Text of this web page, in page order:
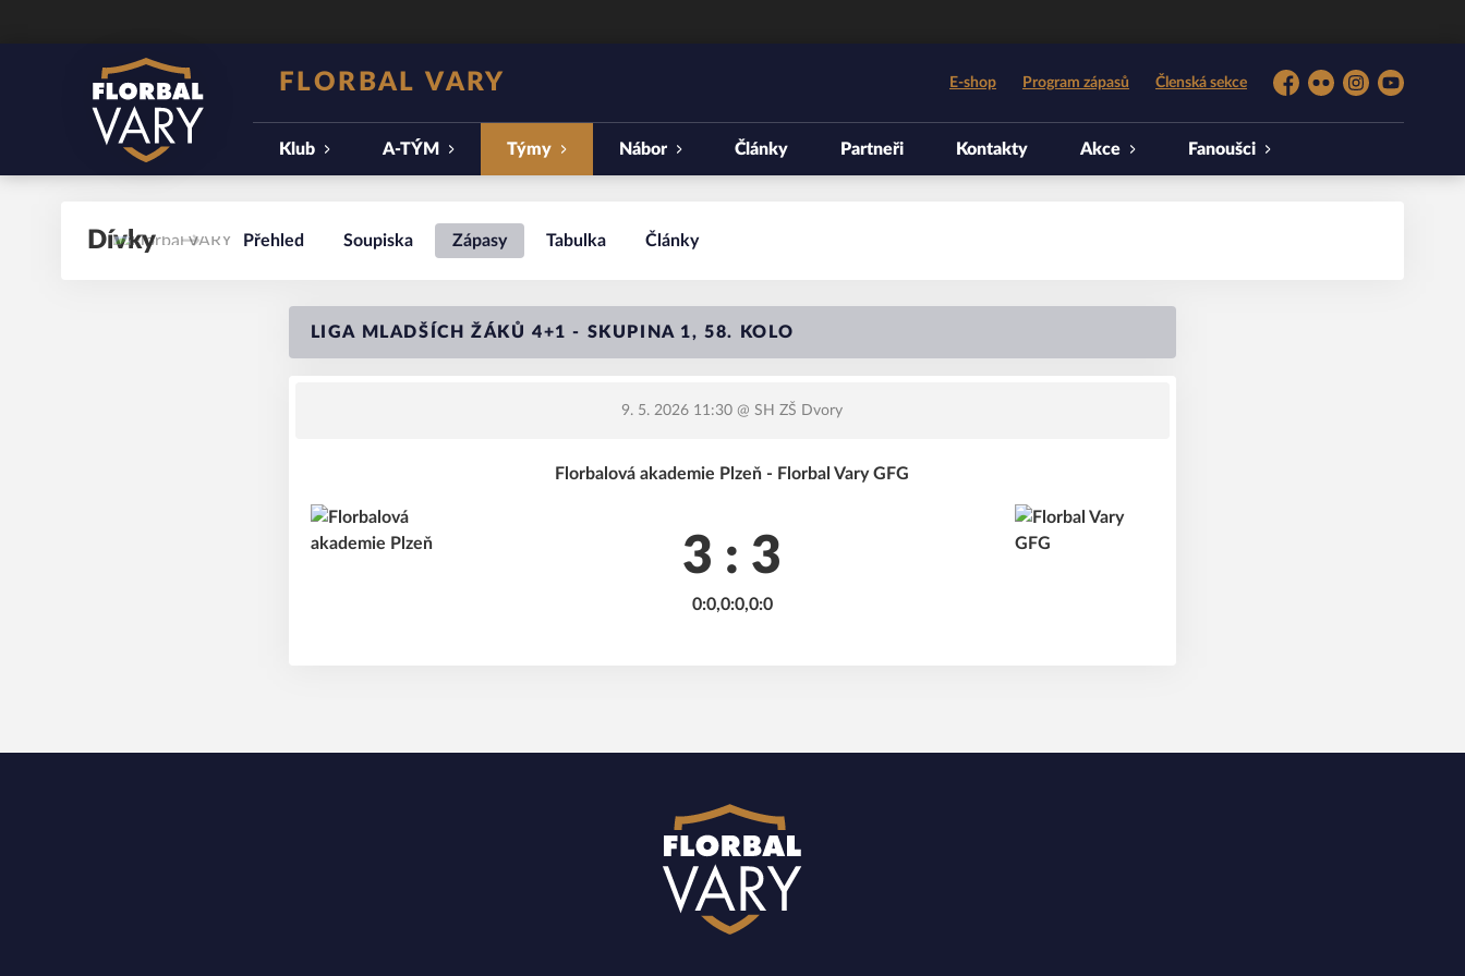
FLORBAL VARY E-shop Program zápasů Členská sekce
Facebook
FlickrInstagramYouTube
Klub A-TÝM Týmy Nábor Články Partneři Kontakty Akce Fanoušci
Dívky Přehled Soupiska Zápasy Tabulka Články
LIGA MLADŠÍCH ŽÁKŮ 4+1 - SKUPINA 1, 58. KOLO
9. 5. 2026 11:30 @ SH ZŠ Dvory
Florbalová akademie Plzeň - Florbal Vary GFG
3 : 3
0:0,0:0,0:0